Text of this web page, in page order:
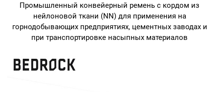
Промышленный конвейерный ремень с кордом из
нейлоновой ткани (NN) для применения на
горнодобывающих предприятиях, цементных заводах и
при транспортировке насыпных материалов